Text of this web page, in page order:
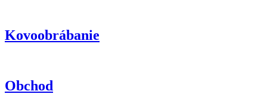
Kovoobrábanie
Obchod